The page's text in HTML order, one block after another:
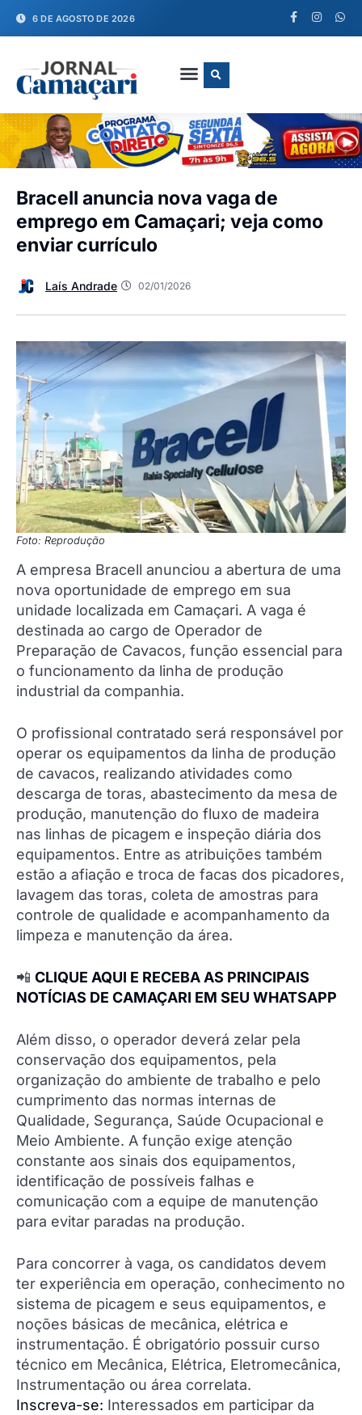
6 DE AGOSTO DE 2026
Bracell anuncia nova vaga de
emprego em Camaçari; veja como
enviar currículo
Laís Andrade 02/01/2026
Foto: Reprodução
A empresa Bracell anunciou a abertura de uma
nova oportunidade de emprego em sua
unidade localizada em Camaçari. A vaga é
destinada ao cargo de Operador de
Preparação de Cavacos, função essencial para
o funcionamento da linha de produção
industrial da companhia.
O profissional contratado será responsável por
operar os equipamentos da linha de produção
de cavacos, realizando atividades como
descarga de toras, abastecimento da mesa de
produção, manutenção do fluxo de madeira
nas linhas de picagem e inspeção diária dos
equipamentos. Entre as atribuições também
estão a afiação e troca de facas dos picadores,
lavagem das toras, coleta de amostras para
controle de qualidade e acompanhamento da
limpeza e manutenção da área.
📲 CLIQUE AQUI E RECEBA AS PRINCIPAIS
NOTÍCIAS DE CAMAÇARI EM SEU WHATSAPP
Além disso, o operador deverá zelar pela
conservação dos equipamentos, pela
organização do ambiente de trabalho e pelo
cumprimento das normas internas de
Qualidade, Segurança, Saúde Ocupacional e
Meio Ambiente. A função exige atenção
constante aos sinais dos equipamentos,
identificação de possíveis falhas e
comunicação com a equipe de manutenção
para evitar paradas na produção.
Para concorrer à vaga, os candidatos devem
ter experiência em operação, conhecimento no
sistema de picagem e seus equipamentos, e
noções básicas de mecânica, elétrica e
instrumentação. É obrigatório possuir curso
técnico em Mecânica, Elétrica, Eletromecânica,
Instrumentação ou área correlata.
Inscreva-se: Interessados em participar da